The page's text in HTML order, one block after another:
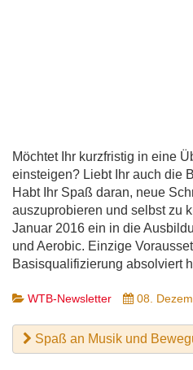
Möchtet Ihr kurzfristig in eine
einsteigen? Liebt Ihr auch die
Habt Ihr Spaß daran, neue
auszuprobieren und selbst zu
Januar 2016 ein in die
und Aerobic. Einzige
Basisqualifizierung absolviert
WTB-Newsletter 08.
Spaß an Musik und